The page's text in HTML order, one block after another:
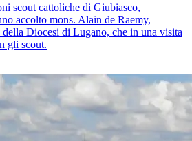
scout cattoliche di Giubiasco,
accolto mons. Alain de Raemy,
Diocesi di Lugano, che in una visita
gli scout.